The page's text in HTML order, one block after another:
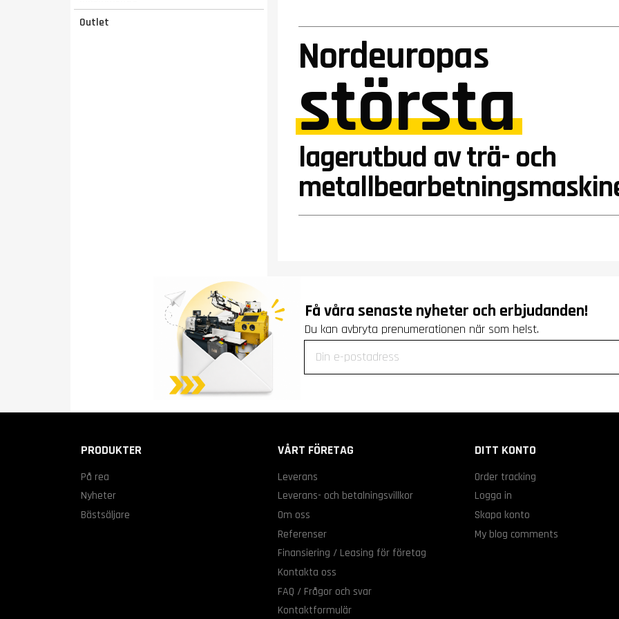
Outlet
Nordeuropas
största
lagerutbud av trä- och
Få våra senaste nyheter och erbjudanden!
Du kan avbryta prenumerationen när som helst.
PRODUKTER
På rea
Nyheter
Bästsäljare
VÅRT FÖRETAG
Leverans
Leverans- och betalningsvillkor
Om oss
Referenser
Finansiering / Leasing för företag
Kontakta oss
FAQ / Frågor och svar
Kontaktformulär
DITT KONTO
Order tracking
Logga in
Skapa konto
My blog comments